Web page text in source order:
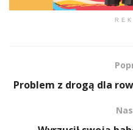
Problem z drogą dla